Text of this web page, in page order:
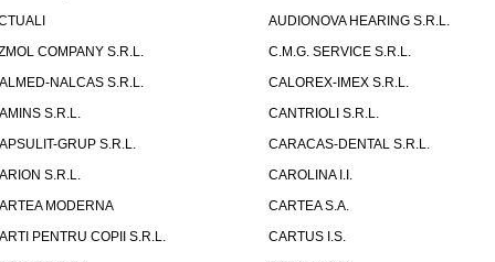
AUDIONOVA HEARING S.R.L.
COMPANY S.R.L.
C.M.G. SERVICE S.R.L.
NALCAS S.R.L.
CALOREX-IMEX S.R.L.
S.R.L.
CANTRIOLI S.R.L.
GRUP S.R.L.
CARACAS-DENTAL S.R.L.
S.R.L.
CAROLINA I.I.
MODERNA
CARTEA S.A.
PENTRU COPII S.R.L.
CARTUS I.S.